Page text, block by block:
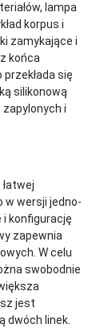
lampa
korpus i
zamykające i
końca
się
silikonową
zapylonych i
w wersji jedno-
i konfigurację
zapewnia
W celu
swobodnie
jest
dwóch linek.